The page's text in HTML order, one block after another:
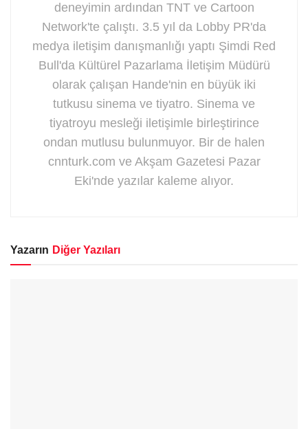
deneyimin ardından TNT ve Cartoon
Network'te çalıştı. 3.5 yıl da Lobby PR'da
medya iletişim danışmanlığı yaptı Şimdi Red
Bull'da Kültürel Pazarlama İletişim Müdürü
olarak çalışan Hande'nin en büyük iki
tutkusu sinema ve tiyatro. Sinema ve
tiyatroyu mesleği iletişimle birleştirince
ondan mutlusu bulunmuyor. Bir de halen
cnnturk.com ve Akşam Gazetesi Pazar
Eki'nde yazılar kaleme alıyor.
Yazarın Diğer Yazıları